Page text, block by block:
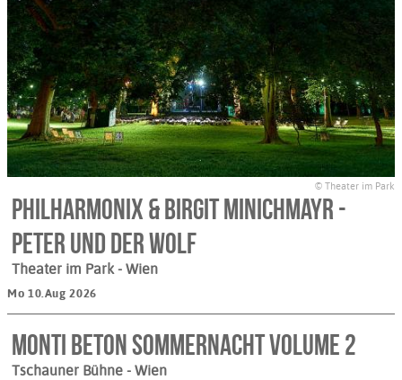
© Theater im Park
Philharmonix & Birgit Minichmayr -
PETER UND DER WOLF
Theater im Park - Wien
Mo 10.Aug 2026
MONTI BETON Sommernacht Volume 2
Tschauner Bühne - Wien